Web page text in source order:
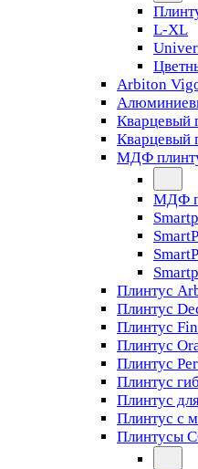
L-XL
Arbiton
Кварцевый
Кварцевый
МДФ
МДФ
Плинтус
Плинтус
Плинтус
Плинтус
Плинтус
Плинтус
Плинтус
Плинтус с
Плинтусы